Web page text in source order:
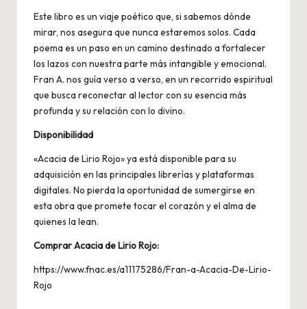
Este libro es un viaje poético que, si sabemos dónde
mirar, nos asegura que nunca estaremos solos. Cada
poema es un paso en un camino destinado a fortalecer
los lazos con nuestra parte más intangible y emocional.
Fran A. nos guía verso a verso, en un recorrido espiritual
que busca reconectar al lector con su esencia más
profunda y su relación con lo divino.
Disponibilidad
«Acacia de Lirio Rojo» ya está disponible para su
adquisición en las principales librerías y plataformas
digitales. No pierda la oportunidad de sumergirse en
esta obra que promete tocar el corazón y el alma de
quienes la lean.
Comprar Acacia de Lirio Rojo:
https://www.fnac.es/a11175286/Fran-a-Acacia-De-Lirio-
Rojo